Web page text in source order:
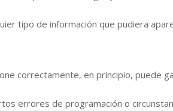
tipo de información que pudiera
correctamente, en principio, puede
errores de programación o